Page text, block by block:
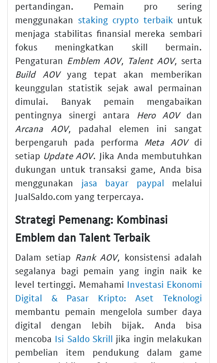
pertandingan. Pemain pro sering
menggunakan staking crypto terbaikuntuk
menjaga stabilitas finansial mereka sembari
fokus meningkatkan skill bermain.
Pengaturan Emblem AOV, Talent AOV, serta
Build AOVyang tepat akan memberikan
keunggulan statistik sejak awal permainan
dimulai. Banyak pemain mengabaikan
pentingnya sinergi antara Hero AOVdan
Arcana AOV, padahal elemen ini sangat
berpengaruh pada performa Meta AOVdi
setiap Update AOV. Jika Anda membutuhkan
dukungan untuk transaksi game, Anda bisa
menggunakan jasa bayar paypal melalui
JualSaldo.com yang terpercaya.
Strategi Pemenang: Kombinasi
Emblem dan Talent Terbaik
Dalam setiap Rank AOV, konsistensi adalah
segalanya bagi pemain yang ingin naik ke
level tertinggi. Memahami Investasi Ekonomi
Digital & Pasar Kripto: Aset Teknologi
membantu pemain mengelola sumber daya
digital dengan lebih bijak. Anda bisa
mencoba Isi Saldo Skrill jika ingin melakukan
pembelian item pendukung dalam game